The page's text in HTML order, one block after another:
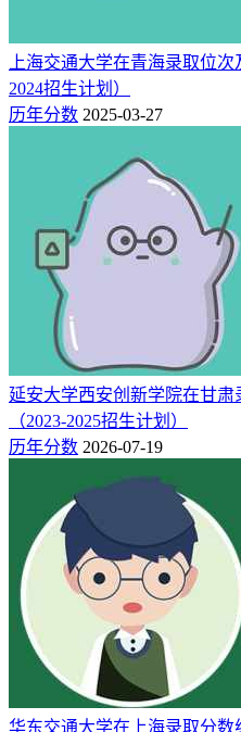
上海交通大学在青海录取位
2024招生计划）
历年分数 2025-03-27
延安大学西安创新学院在甘
（2023-2025招生计划）
历年分数 2026-07-19
华东交通大学在上海录取分数